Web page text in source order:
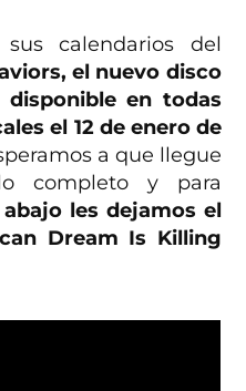
calendarios del
el nuevo disco
en todas
el 12 de enero de
a que llegue
completo y para
les dejamos el
Dream Is Killing